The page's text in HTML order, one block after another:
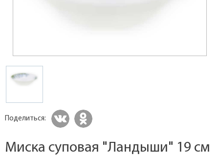
Поделиться:
Миска суповая "Ландыши" 19 см